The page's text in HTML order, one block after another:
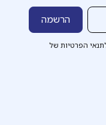
הפרטיות של